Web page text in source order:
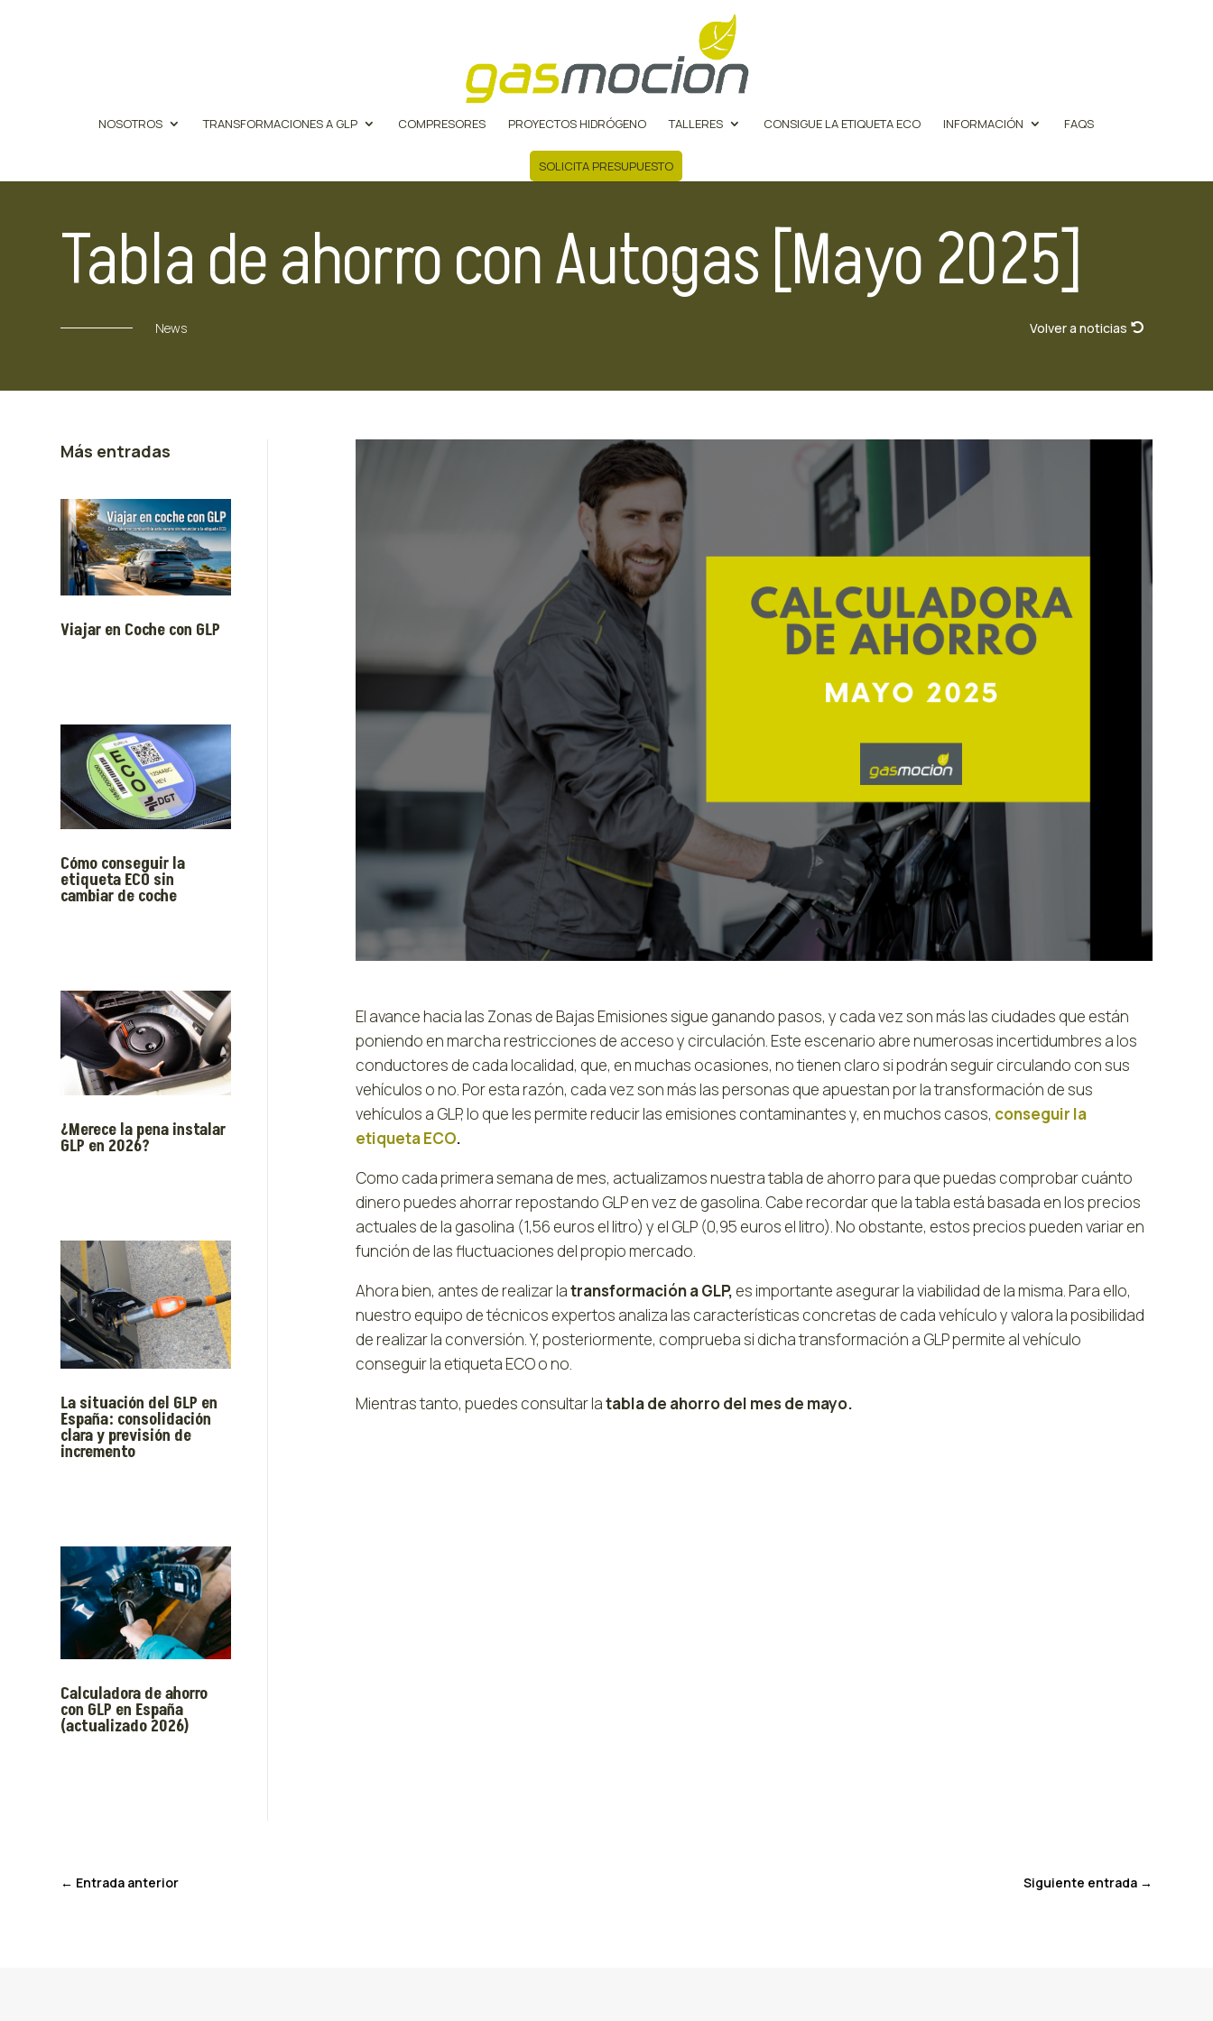
NOSOTROS TRANSFORMACIONES A GLP COMPRESORES PROYECTOS HIDRÓGENO TALLERES CONSIGUE LA ETIQUETA ECO INFORMACIÓN FAQS
SOLICITA PRESUPUESTO
Tabla de ahorro con Autogas [Mayo 2025]
News Volver a noticias
Más entradas
Viajar en Coche con GLP
Cómo conseguir la
etiqueta ECO sin
cambiar de coche
¿Merece la pena instalar
GLP en 2026?
La situación del GLP en
España: consolidación
clara y previsión de
incremento
Calculadora de ahorro
con GLP en España
(actualizado 2026)
El avance hacia las Zonas de Bajas Emisiones sigue ganando pasos, y cada vez son más las ciudades que están
poniendo en marcha restricciones de acceso y circulación. Este escenario abre numerosas incertidumbres a los
conductores de cada localidad, que, en muchas ocasiones, no tienen claro si podrán seguir circulando con sus
vehículos o no. Por esta razón, cada vez son más las personas que apuestan por la transformación de sus
vehículos a GLP, lo que les permite reducir las emisiones contaminantes y, en muchos casos, conseguir la
etiqueta ECO.
Como cada primera semana de mes, actualizamos nuestra tabla de ahorro para que puedas comprobar cuánto
dinero puedes ahorrar repostando GLP en vez de gasolina. Cabe recordar que la tabla está basada en los precios
actuales de la gasolina (1,56 euros el litro) y el GLP (0,95 euros el litro). No obstante, estos precios pueden variar en
función de las fluctuaciones del propio mercado.
Ahora bien, antes de realizar latransformación a GLP, es importante asegurar la viabilidad de la misma. Para ello,
nuestro equipo de técnicos expertos analiza las características concretas de cada vehículo y valora la posibilidad
de realizar la conversión. Y, posteriormente, comprueba si dicha transformación a GLP permite al vehículo
conseguir la etiqueta ECO o no.
Mientras tanto, puedes consultar latabla de ahorro del mes de mayo.
← Entrada anterior Siguiente entrada→